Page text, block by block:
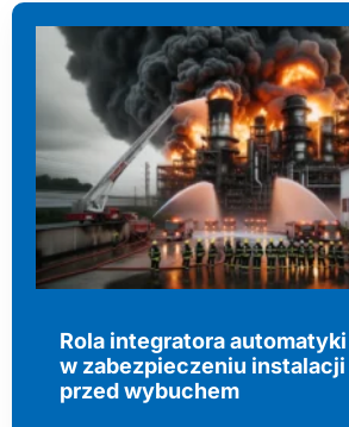
Rola integratora automatyki
w zabezpieczeniu instalacji
przed wybuchem